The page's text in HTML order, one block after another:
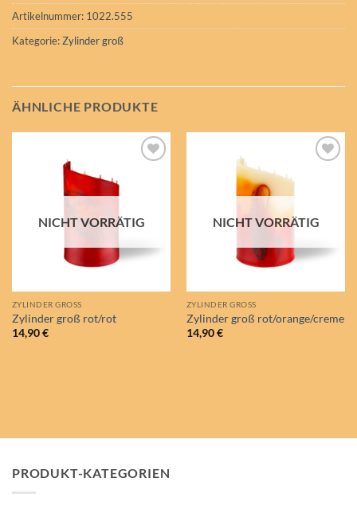
Artikelnummer: 1022.555
Kategorie:Zylinder groß
ÄHNLICHE PRODUKTE
Wunschliste
NICHT VORRÄTIG
ZYLINDER GROSS
Zylinder groß rot/rot
14,90€
Wunschliste
NICHT VORRÄTIG
ZYLINDER GROSS
Zylinder groß rot/orange/creme
14,90€
PRODUKT-KATEGORIEN